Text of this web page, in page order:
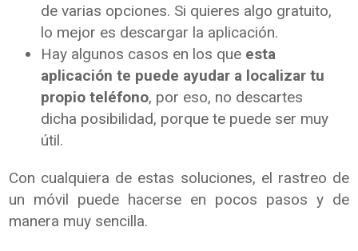
de varias opciones. Si quieres algo gratuito,
lo mejor es descargar la aplicación.
Hay algunos casos en los que esta
aplicación te puede ayudar a localizar tu
propio teléfono, por eso, no descartes
dicha posibilidad, porque te puede ser muy
útil.
Con cualquiera de estas soluciones, el rastreo de
un móvil puede hacerse en pocos pasos y de
manera muy sencilla.